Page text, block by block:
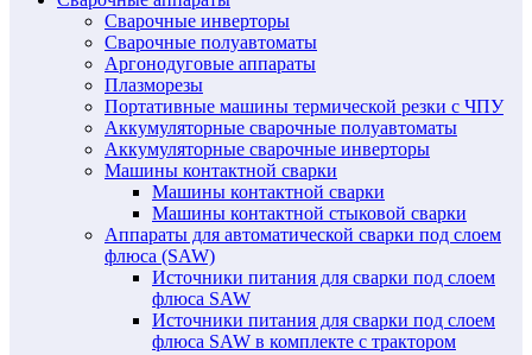
Сварочные инверторы
Сварочные полуавтоматы
Аргонодуговые аппараты
Плазморезы
Портативные машины термической резки с ЧПУ
Аккумуляторные сварочные полуавтоматы
Аккумуляторные сварочные инверторы
Машины контактной сварки
Машины контактной сварки
Машины контактной стыковой сварки
Аппараты для автоматической сварки под слоем
флюса (SAW)
Источники питания для сварки под слоем
флюса SAW
Источники питания для сварки под слоем
флюса SAW в комплекте с трактором